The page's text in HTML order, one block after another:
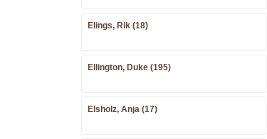
Elings, Rik (18)
Ellington, Duke (195)
Elsholz, Anja (17)